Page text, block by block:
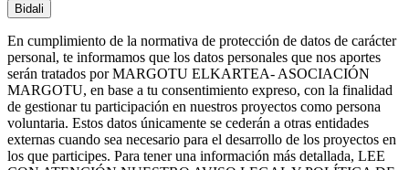
Bidali
En cumplimiento de la normativa de protección de datos de carácter
personal, te informamos que los datos personales que nos aportes
serán tratados por MARGOTU ELKARTEA- ASOCIACIÓN
MARGOTU, en base a tu consentimiento expreso, con la finalidad
de gestionar tu participación en nuestros proyectos como persona
voluntaria. Estos datos únicamente se cederán a otras entidades
externas cuando sea necesario para el desarrollo de los proyectos en
los que participes. Para tener una información más detallada, LEE